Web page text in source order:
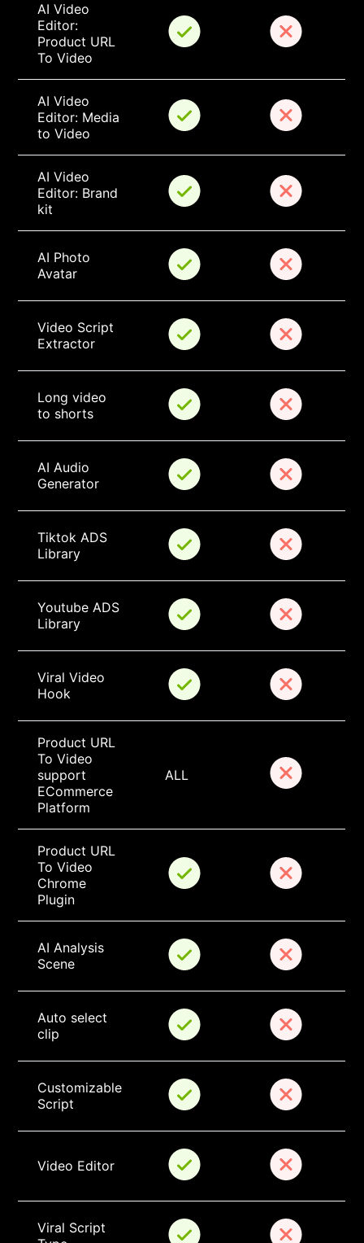
AI Video
Editor:
Product URL
To Video
AI Video
Editor: Media
to Video
AI Video
Editor: Brand
kit
AI Photo
Avatar
Video Script
Extractor
Long video
to shorts
AI Audio
Generator
Tiktok ADS
Library
Youtube ADS
Library
Viral Video
Hook
Product URL
To Video
support
ECommerce
Platform
ALL
Product URL
To Video
Chrome
Plugin
AI Analysis
Scene
Auto select
clip
Customizable
Script
Video Editor
Viral Script